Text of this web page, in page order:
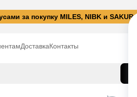
за покупку MILES, NIBK и SAKURA
ДоставкаКонтакты